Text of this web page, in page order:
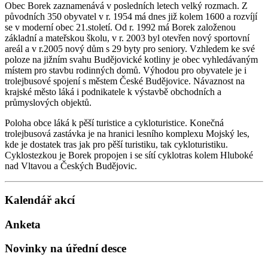
Obec Borek zaznamenává v posledních letech velký rozmach. Z
původních 350 obyvatel v r. 1954 má dnes již kolem 1600 a rozvíjí
se v moderní obec 21.století. Od r. 1992 má Borek založenou
základní a mateřskou školu, v r. 2003 byl otevřen nový sportovní
areál a v r.2005 nový dům s 29 byty pro seniory. Vzhledem ke své
poloze na jižním svahu Budějovické kotliny je obec vyhledávaným
místem pro stavbu rodinných domů. Výhodou pro obyvatele je i
trolejbusové spojení s městem České Budějovice. Návaznost na
krajské město láká i podnikatele k výstavbě obchodních a
průmyslových objektů.
Poloha obce láká k pěší turistice a cykloturistice. Konečná
trolejbusová zastávka je na hranici lesního komplexu Mojský les,
kde je dostatek tras jak pro pěší turistiku, tak cykloturistiku.
Cyklostezkou je Borek propojen i se sítí cyklotras kolem Hluboké
nad Vltavou a Českých Budějovic.
Kalendář akcí
Anketa
Novinky na úřední desce